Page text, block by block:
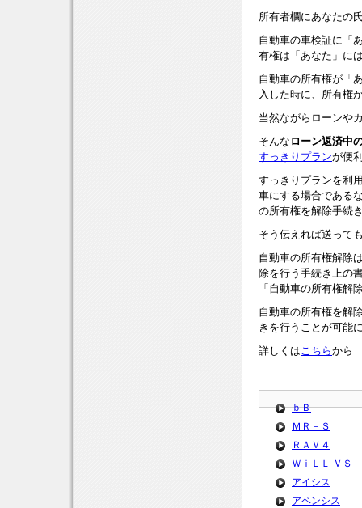
所有者欄にあなたの
自動車の車検証に「
有権は「あなた」に
自動車の所有権が「
入した時に、所有権
当然ながらローンや
そんな ローン返済中
すっきりプランが便
すっきりプランを利
車にする場合である
の所有権を解除手続
そう伝えれば送って
自動車の所有権解除
除を行う手続き上の
「自動車の所有権解
自動車の所有権を解
きを行うことが可能
詳しくは こちらから
ｂＢ
ＭＲ－Ｓ
ＲＡＶ４
ＷｉＬＬ ＶＳ
アイシス
アベンシス